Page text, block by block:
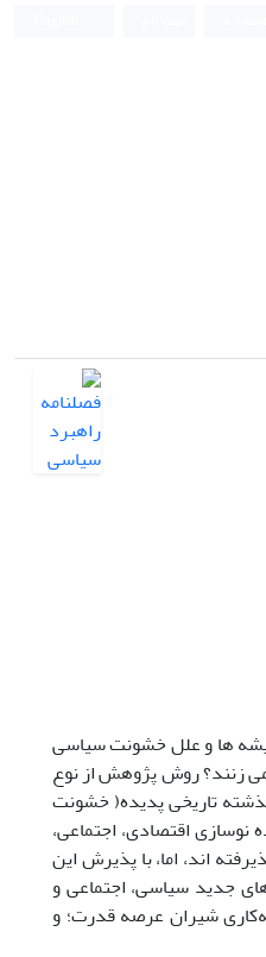
ها و علل خشونت سیاسی
زنند؟ روش پژوهش از نوع
تاریخی پدیده( خشونت
اقتصادی، اجتماعی،
اند، اما، با پذیرش این
جدید سیاسی، اجتماعی و
شیران عرصه قدرت؛ و